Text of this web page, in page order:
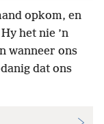
opkom, en
het nie ’n
wanneer ons
dat ons